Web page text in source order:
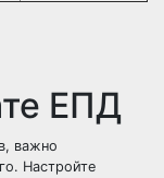
ЕПД
важно
Настройте